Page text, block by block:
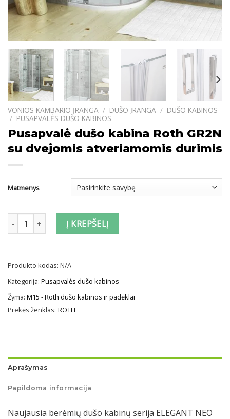
VONIOS KAMBARIO ĮRANGA / DUŠO ĮRANGA / DUŠO KABINOS
/ PUSAPVALĖS DUŠO KABINOS
Pusapvalė dušo kabina Roth GR2N
su dvejomis atveriamomis durimis
Matmenys
produkto kiekis: Pusapvalė dušo kabina Roth GR2N su dvejomis
Į KREPŠELĮ
Produkto kodas: N/A
Kategorija: Pusapvalės dušo kabinos
Žyma: M15 - Roth dušo kabinos ir padėklai
Prekės ženklas: ROTH
Aprašymas
Papildoma informacija
Naujausia berėmių dušo kabinų serija ELEGANT NEO